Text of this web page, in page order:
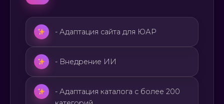
- Адаптация сайта для ЮАР
- Внедрение ИИ
- Адаптация каталога с более 200